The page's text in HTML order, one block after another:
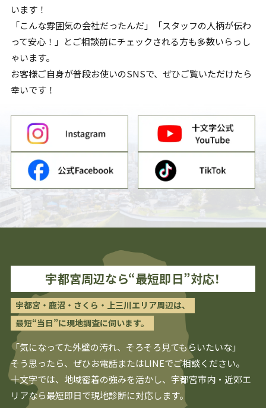
います！
「こんな雰囲気の会社だったんだ」「スタッフの人柄が伝わ
って安心！」とご相談前にチェックされる方も多数いらっし
ゃいます。
お客様ご自身が普段お使いのSNSで、ぜひご覧いただけたら
幸いです！
宇都宮周辺なら“最短即日”対応！
宇都宮・鹿沼・さくら・上三川エリア周辺は、
最短“当日”に現地調査に伺います。
「気になってた外壁の汚れ、そろそろ見てもらいたいな」
そう思ったら、ぜひお電話またはLINEでご相談ください。
十文字では、地域密着の強みを活かし、 宇都宮市内・近郊エ
リアなら最短即日で現地診断に対応します。